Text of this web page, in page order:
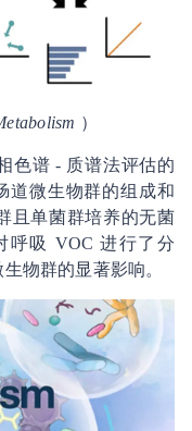
）
色谱 - 质谱法评估的
道微生物群的组成和
且单菌群培养的无菌
呼吸 VOC 进行了分
物群的显著影响。